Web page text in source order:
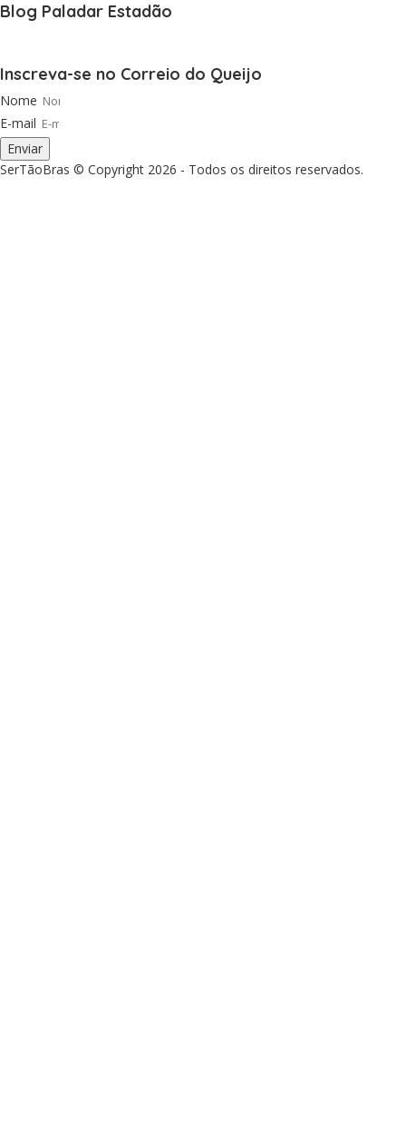
Blog Paladar Estadão
Inscreva-se no Correio do Queijo
Nome
E-mail
Enviar
SerTãoBras © Copyright 2026 - Todos os direitos reservados.